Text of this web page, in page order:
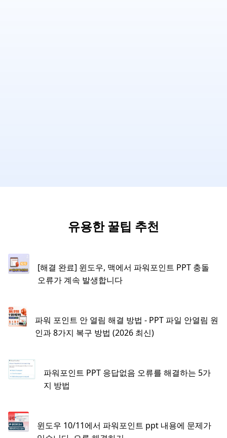
유용한 꿀팁 추천
[해결 완료] 윈도우, 맥에서 파워포인트 PPT 충돌
오류가 계속 발생합니다
파워 포인트 안 열림 해결 방법 - PPT 파일 안열림 원
인과 8가지 복구 방법 (2026 최신)
파워포인트 PPT 응답없음 오류를 해결하는 5가
지 방법
윈도우 10/11에서 파워포인트 ppt 내용에 문제가